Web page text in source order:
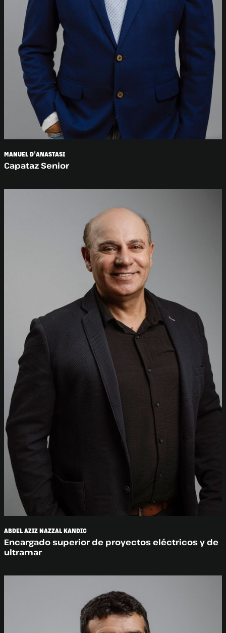
MANUEL D'ANASTASI
Capataz Senior
ABDEL AZIZ NAZZAL KANDIC
Encargado superior de proyectos eléctricos y de
ultramar